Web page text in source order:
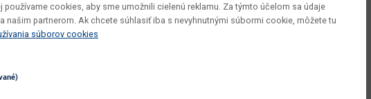
cookies, aby sme umožnili cielenú reklamu. Za týmto účelom sa údaje
našim partnerom. Ak chcete súhlasiť iba s nevyhnutnými súbormi cookie, môžete tu
súborov cookies